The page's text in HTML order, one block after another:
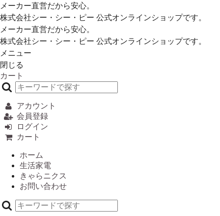
メーカー直営だから安心。
株式会社シー・シー・ピー 公式オンラインショップです。
メーカー直営だから安心。
株式会社シー・シー・ピー 公式オンラインショップです。
メニュー
閉じる
カート
アカウント
会員登録
ログイン
カート
ホーム
生活家電
きゃらニクス
お問い合わせ